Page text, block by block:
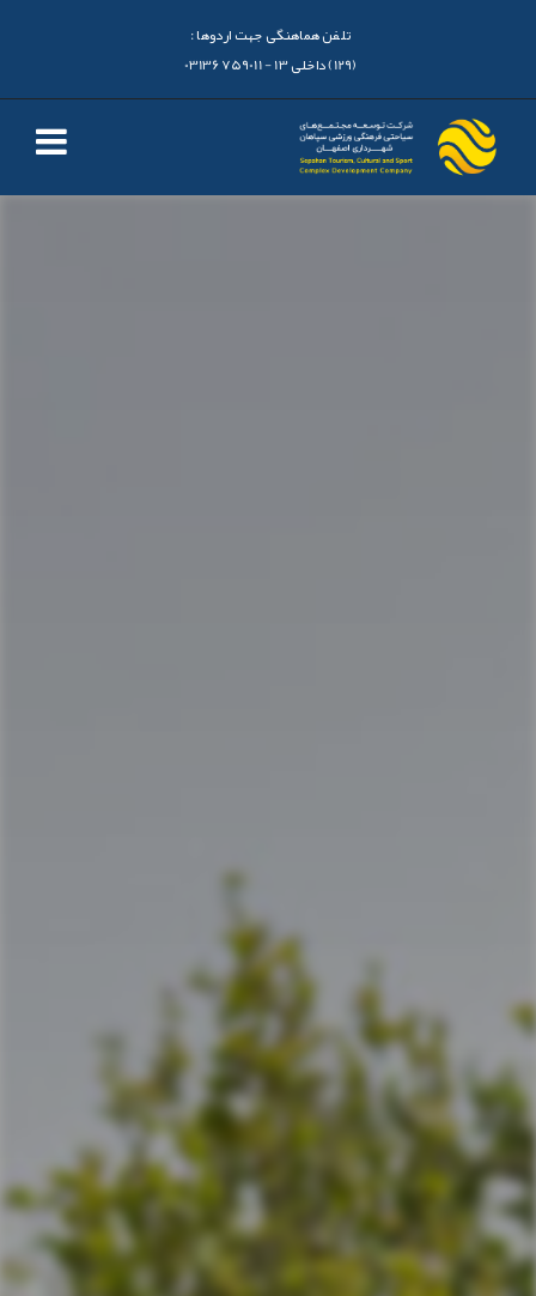
تلفن هماهنگی جهت اردوها :